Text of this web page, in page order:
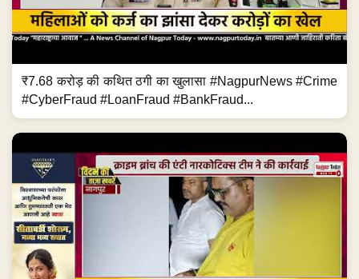
₹7.68 करोड़ की कथित ठगी का खुलासा #NagpurNews #Crime
#CyberFraud #LoanFraud #BankFraud...